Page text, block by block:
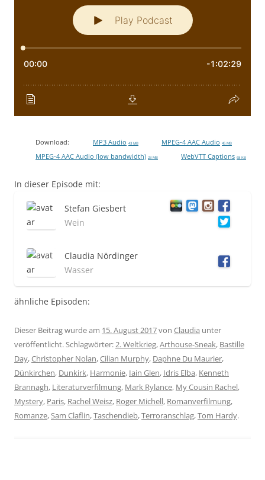
Download: MP3 Audio 43 MB MPEG-4 AAC Audio 45 MB
MPEG-4 AAC Audio (low bandwidth) 23 MB WebVTT Captions 68 KB
In dieser Episode mit:
Stefan Giesbert
Wein
Claudia Nördinger
Wasser
ähnliche Episoden:
Dieser Beitrag wurde am 15. August 2017von Claudia unter
veröffentlicht. Schlagwörter:2. Weltkrieg,Arthouse-Sneak, Bastille
Day,Christopher Nolan,Cilian Murphy, Daphne Du Maurier,
Dünkirchen, Dunkirk, Harmonie, Iain Glen, Idris Elba, Kenneth
Brannagh, Literaturverfilmung, Mark Rylance, My Cousin Rachel,
Mystery, Paris, Rachel Weisz, Roger Michell, Romanverfilmung,
Romanze,Sam Claflin,Taschendieb,Terroranschlag,Tom Hardy.